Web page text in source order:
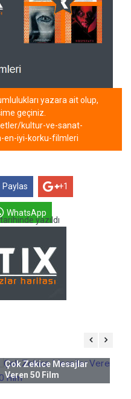
yazara ait olup,
geçiniz.
kultur-ve-sanat-
iyi-korku-filmleri
Paylas +1
WhatsApp
yazıldı
Çok Zekice Mesajlar
Veren 50 Film